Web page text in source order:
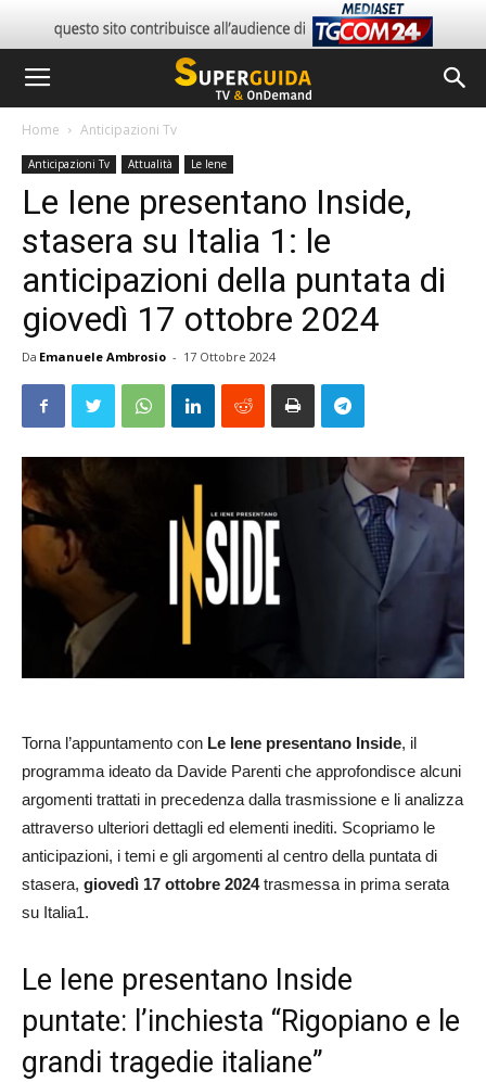
Home Anticipazioni Tv
Anticipazioni Tv Attualità Le Iene
Le Iene presentano Inside,
stasera su Italia 1: le
anticipazioni della puntata di
giovedì 17 ottobre 2024
Da Emanuele Ambrosio - 17 Ottobre 2024
Torna l’appuntamento con Le Iene presentano Inside, il
programma ideato da Davide Parenti che approfondisce alcuni
argomenti trattati in precedenza dalla trasmissione e li analizza
attraverso ulteriori dettagli ed elementi inediti. Scopriamo le
anticipazioni, i temi e gli argomenti al centro della puntata di
stasera, giovedì 17 ottobre 2024trasmessa in prima serata
su Italia1.
Le Iene presentano Inside
puntate: l’inchiesta “Rigopiano e le
grandi tragedie italiane”